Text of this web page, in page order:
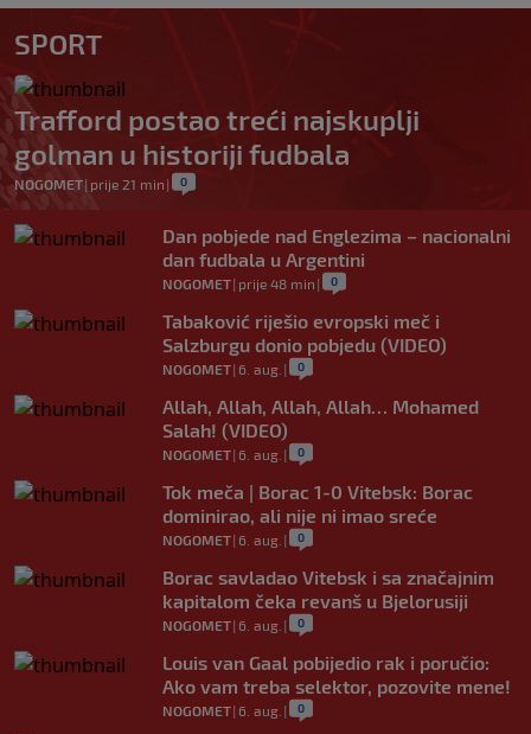
SPORT
Trafford postao treći najskuplji
golman u historiji fudbala
NOGOMET| prije 21 min | 0
Dan pobjede nad Englezima – nacionalni
dan fudbala u Argentini
NOGOMET| prije 48 min | 0
Tabaković riješio evropski meč i
Salzburgu donio pobjedu (VIDEO)
NOGOMET| 6. aug. | 0
Allah, Allah, Allah, Allah… Mohamed
Salah! (VIDEO)
NOGOMET| 6. aug. | 0
Tok meča | Borac 1-0 Vitebsk: Borac
dominirao, ali nije ni imao sreće
NOGOMET| 6. aug. | 0
Borac savladao Vitebsk i sa značajnim
kapitalom čeka revanš u Bjelorusiji
NOGOMET| 6. aug. | 0
Louis van Gaal pobijedio rak i poručio:
Ako vam treba selektor, pozovite mene!
NOGOMET| 6. aug. | 0